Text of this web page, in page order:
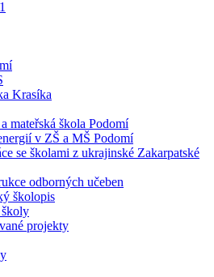
Krasíka
mateřská škola Podomí
v ZŠ a MŠ Podomí
se školami z ukrajinské Zakarpatské
odborných učeben
školopis
projekty